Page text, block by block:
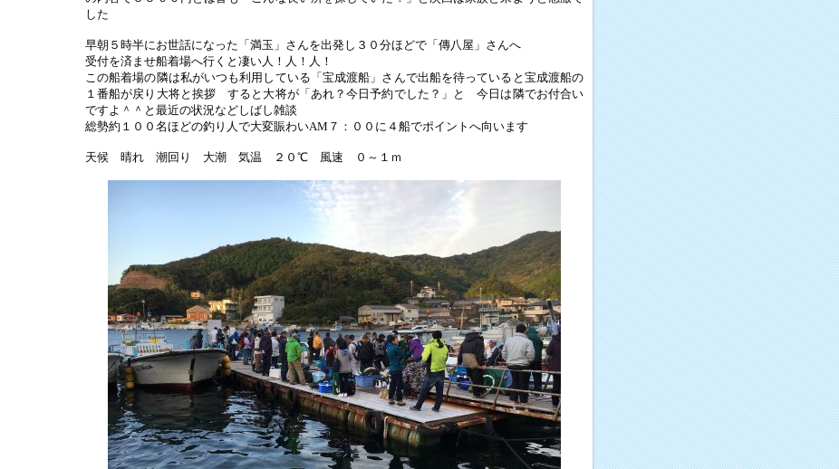
した
早朝５時半にお世話になった「満玉」さんを出発し３０分ほどで「傳八屋」さんへ
受付を済ませ船着場へ行くと凄い人！人！人！
この船着場の隣は私がいつも利用している「宝成渡船」さんで出船を待っていると宝成渡船の
１番船が戻り大将と挨拶 すると大将が「あれ？今日予約でした？」と 今日は隣でお付合い
ですよ＾＾と最近の状況などしばし雑談
総勢約１００名ほどの釣り人で大変賑わいAM７：００に４船でポイントへ向います
天候 晴れ 潮回り 大潮 気温 ２０℃ 風速 ０～１ｍ